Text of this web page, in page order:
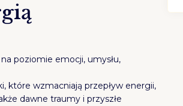
poziomie emocji, umysłu,
które wzmacniają przepływ energii,
dawne traumy i przyszłe